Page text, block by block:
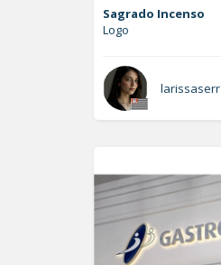
Sagrado Incenso
Logo
larissaserr